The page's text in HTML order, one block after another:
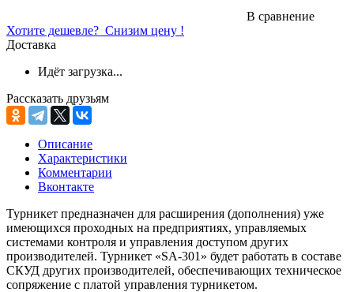
В сравнение
Хотите дешевле? Снизим цену !
Доставка
Идёт загрузка...
Рассказать друзьям
Описание
Характеристики
Комментарии
Вконтакте
Турникет предназначен для расширения (дополнения) уже
имеющихся проходных на предприятиях, управляемых
системами контроля и управления доступом других
производителей. Турникет «SA-301» будет работать в составе
СКУД других производителей, обеспечивающих техническое
сопряжение с платой управления турникетом.